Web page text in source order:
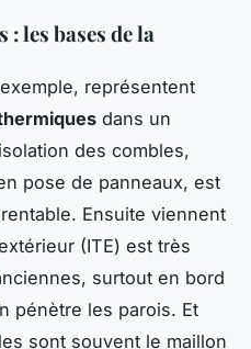
les bases de la
représentent
dans un
des combles,
pose de panneaux, est
Ensuite viennent
(ITE) est très
surtout en bord
pénètre les parois. Et
sont souvent le maillon